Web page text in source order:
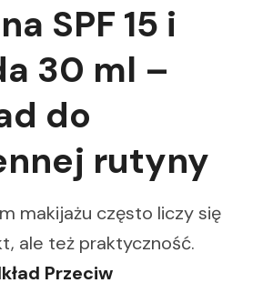
SPF 15 i
30 ml –
do
rutyny
makijażu często liczy się
ale też praktyczność.
Przeciw